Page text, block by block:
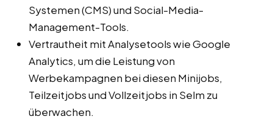
Systemen (CMS) und Social-Media-
Management-Tools.
Vertrautheit mit Analysetools wie Google
Analytics, um die Leistung von
Werbekampagnen bei diesen Minijobs,
Teilzeitjobs und Vollzeitjobs in Selm zu
überwachen.